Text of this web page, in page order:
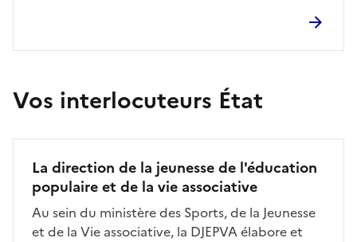
Vos interlocuteurs État
La direction de la jeunesse de l'éducation
populaire et de la vie associative
Au sein du ministère des Sports, de la Jeunesse
et de la Vie associative, la DJEPVA élabore et